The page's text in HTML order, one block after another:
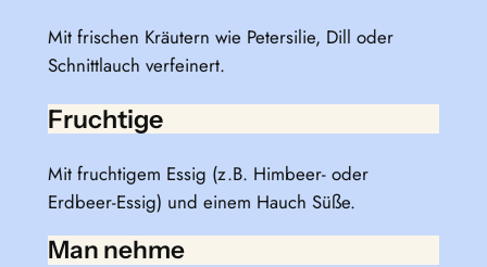
Mit frischen Kräutern wie Petersilie, Dill oder
Schnittlauch verfeinert.
Fruchtige
Mit fruchtigem Essig (z.B. Himbeer- oder
Erdbeer-Essig) und einem Hauch Süße.
Man nehme